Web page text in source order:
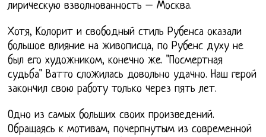
лирическую взволнованность – Москва.
Хотя, Колорит и свободный стиль Рубенса оказали
большое влияние на живописца, по Рубенс духу не
был его художником, конечно же. "Посмертная
судьба" Ватто сложилась довольно удачно. Наш герой
закончил свою работу только через пять лет.
Одно из самых больших своих произведений.
Обращаясь к мотивам, почерпнутым из современной